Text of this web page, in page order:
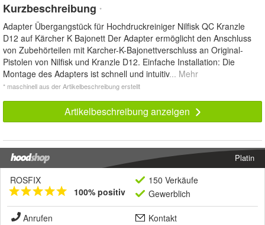
Kurzbeschreibung *
Adapter Übergangstück für Hochdruckreiniger Nilfisk QC Kranzle
D12 auf Kärcher K Bajonett Der Adapter ermöglicht den Anschluss
von Zubehörteilen mit Karcher-K-Bajonettverschluss an Original-
Pistolen von Nilfisk und Kranzle D12. Einfache Installation: Die
Montage des Adapters ist schnell und intuitiv... Mehr
* maschinell aus der Artikelbeschreibung erstellt
Artikelbeschreibung anzeigen
Platin
ROSFIX
100% positiv
150 Verkäufe
Gewerblich
Anrufen
Kontakt